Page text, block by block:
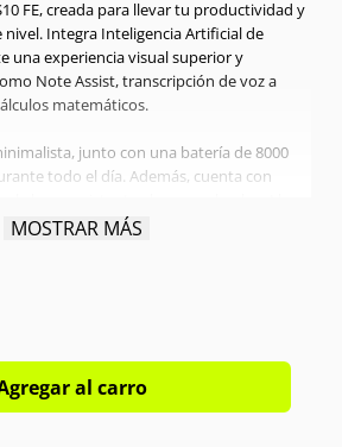
FE, creada para llevar tu productividad y
Integra Inteligencia Artificial de
una experiencia visual superior y
Note Assist, transcripción de voz a
matemáticos.
junto con una batería de 8000
todo el día. Además, cuenta con
con tecnología de última generación.
LCD 90Hz
256GB
Single 13 MPX
MOSTRAR MÁS
al carro